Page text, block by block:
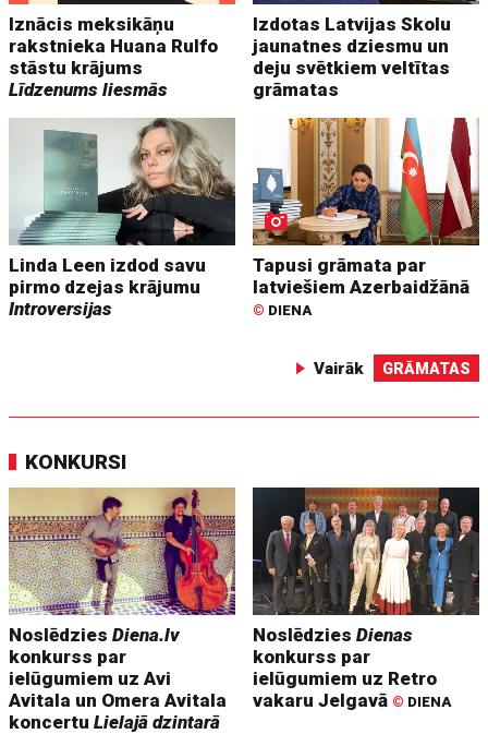
Iznācis meksikāņu
rakstnieka Huana Rulfo
stāstu krājums
Līdzenums liesmās
Izdotas Latvijas Skolu
jaunatnes dziesmu un
deju svētkiem veltītas
grāmatas
Linda Leen izdod savu
pirmo dzejas krājumu
Introversijas
Tapusi grāmata par
latviešiem Azerbaidžānā
© DIENA
Vairāk GRĀMATAS
KONKURSI
NoslēdziesDiena.lv
konkurss par
ielūgumiem uz Avi
Avitala un Omera Avitala
koncertuLielajā dzintarā
NoslēdziesDienas
konkurss par
ielūgumiem uz Retro
vakaru Jelgavā © DIENA